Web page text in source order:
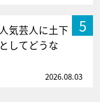
5
気芸人に土下
してどうな
2026.08.03